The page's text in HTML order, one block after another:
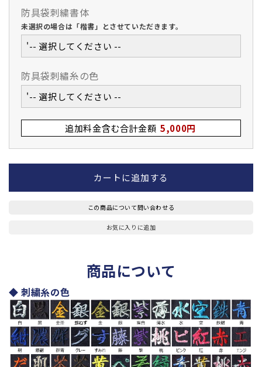
減
ら
す
や
す
防具袋刺繍書体
未選択の場合は「楷書」とさせていただきます。
'-- 選択してください --
防具袋刺繡糸の色
'-- 選択してください --
追加料金含む合計金額 5,000円
カートに追加する
この商品について問い合わせる
お気に入りに追加
商品について
◆ 刺繍糸の色